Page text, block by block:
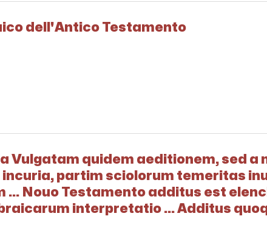
dell'Antico Testamento
quidem aeditionem, sed a
partim sciolorum temeritas
Nouo Testamento additus est
interpretatio ... Additus